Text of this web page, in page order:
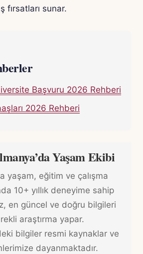
fırsatları sunar.
Başvuru 2026 Rehberi
2026 Rehberi
Yaşam Ekibi
yaşam, eğitim ve çalışma
10+ yıllık deneyime sahip
en güncel ve doğru bilgileri
araştırma yapar.
bilgiler resmi kaynaklar ve
dayanmaktadır.